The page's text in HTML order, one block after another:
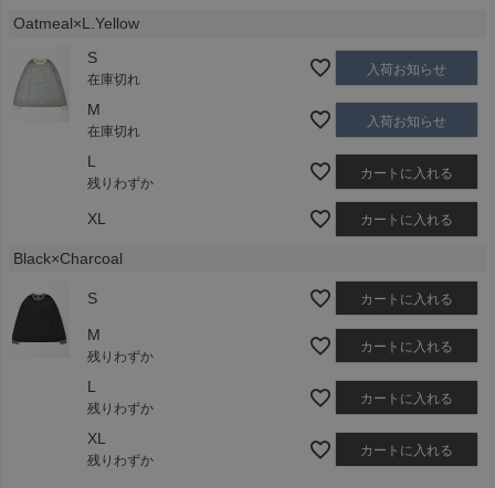
Oatmeal×L.Yellow
S
在庫切れ
入荷お知らせ
M
在庫切れ
入荷お知らせ
L
残りわずか
カートに入れる
XL カートに入れる
Black×Charcoal
S カートに入れる
M
残りわずか
カートに入れる
L
残りわずか
カートに入れる
XL
残りわずか
カートに入れる